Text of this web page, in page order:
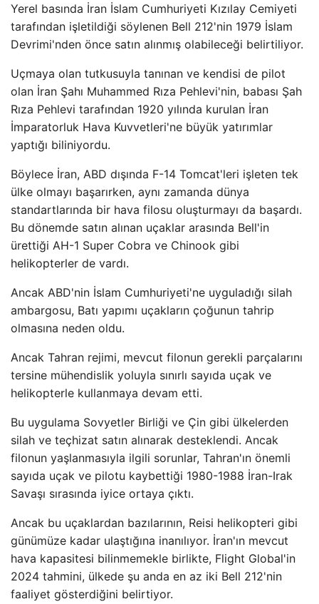
Yerel basında İran İslam Cumhuriyeti Kızılay Cemiyeti
tarafından işletildiği söylenen Bell 212'nin 1979 İslam
Devrimi'nden önce satın alınmış olabileceği belirtiliyor.
Uçmaya olan tutkusuyla tanınan ve kendisi de pilot
olan İran Şahı Muhammed Rıza Pehlevi'nin, babası Şah
Rıza Pehlevi tarafından 1920 yılında kurulan İran
İmparatorluk Hava Kuvvetleri'ne büyük yatırımlar
yaptığı biliniyordu.
Böylece İran, ABD dışında F-14 Tomcat'leri işleten tek
ülke olmayı başarırken, aynı zamanda dünya
standartlarında bir hava filosu oluşturmayı da başardı.
Bu dönemde satın alınan uçaklar arasında Bell'in
ürettiği AH-1 Super Cobra ve Chinook gibi
helikopterler de vardı.
Ancak ABD'nin İslam Cumhuriyeti'ne uyguladığı silah
ambargosu, Batı yapımı uçakların çoğunun tahrip
olmasına neden oldu.
Ancak Tahran rejimi, mevcut filonun gerekli parçalarını
tersine mühendislik yoluyla sınırlı sayıda uçak ve
helikopterle kullanmaya devam etti.
Bu uygulama Sovyetler Birliği ve Çin gibi ülkelerden
silah ve teçhizat satın alınarak desteklendi. Ancak
filonun yaşlanmasıyla ilgili sorunlar, Tahran'ın önemli
sayıda uçak ve pilotu kaybettiği 1980-1988 İran-Irak
Savaşı sırasında iyice ortaya çıktı.
Ancak bu uçaklardan bazılarının, Reisi helikopteri gibi
günümüze kadar ulaştığına inanılıyor. İran'ın mevcut
hava kapasitesi bilinmemekle birlikte, Flight Global'in
2024 tahmini, ülkede şu anda en az iki Bell 212'nin
faaliyet gösterdiğini belirtiyor.